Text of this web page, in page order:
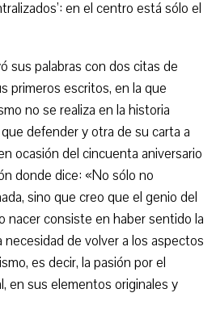
en el centro está sólo el
sus palabras con dos citas de
primeros escritos, en la que
no se realiza en la historia
defender y otra de su carta a
ocasión del cincuenta aniversario
donde dice: «No sólo no
sino que creo que el genio del
nacer consiste en haber sentido la
necesidad de volver a los aspectos
es decir, la pasión por el
en sus elementos originales y